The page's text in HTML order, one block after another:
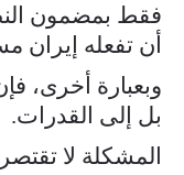
فقط بمضمون
أن تفعله إيران
وبعبارة أخرى،
بل إلى القدرات.
المشكلة لا